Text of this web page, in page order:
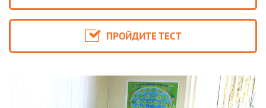
ПРОЙДИТЕ ТЕСТ